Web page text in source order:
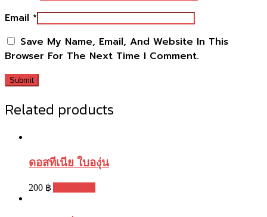
Email *
Save My Name, Email, And Website In This
Browser For The Next Time I Comment.
Related products
ดอสทีเนีย ใบองุ่น
200 ฿